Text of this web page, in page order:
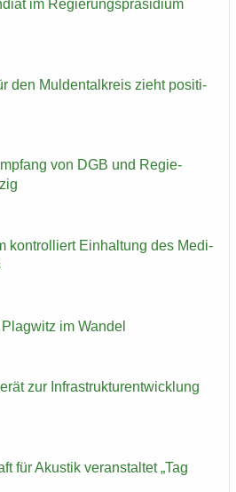
im Re­gie­rungs­prä­si­di­um
den Mul­den­tal­kreis zieht po­si­ti­
von DGB und Re­gie­
kon­trol­liert Ein­hal­tung des Me­di­
im Wan­del
zur In­fra­struk­tur­ent­wick­lung
für Akus­tik ver­an­stal­tet „Tag